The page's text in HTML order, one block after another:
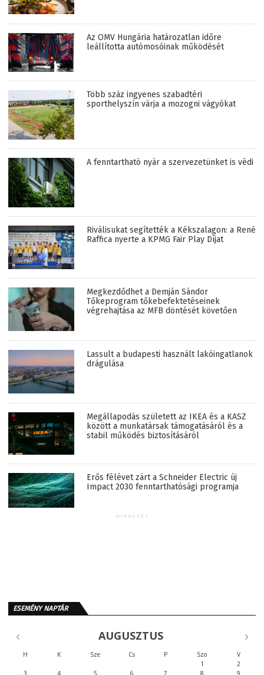
Az OMV Hungária határozatlan időre
leállította autómosóinak működését
Több száz ingyenes szabadtéri
sporthelyszín várja a mozogni vágyókat
A fenntartható nyár a szervezetünket is védi
Riválisukat segítették a Kékszalagon: a René
Raffica nyerte a KPMG Fair Play Díjat
Megkezdődhet a Demján Sándor
Tőkeprogram tőkebefektetéseinek
végrehajtása az MFB döntését követően
Lassult a budapesti használt lakóingatlanok
drágulása
Megállapodás született az IKEA és a KASZ
között a munkatársak támogatásáról és a
stabil működés biztosításáról
Erős félévet zárt a Schneider Electric új
Impact 2030 fenntarthatósági programja
HIRDETÉS
ESEMÉNY NAPTÁR
AUGUSZTUS
H K Sze Cs P Szo
V
1
2
3
4 5 6 7 8
9